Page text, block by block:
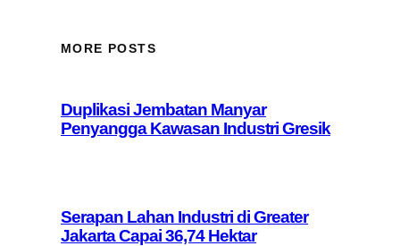
MORE POSTS
Duplikasi Jembatan Manyar
Penyangga Kawasan Industri Gresik
Serapan Lahan Industri di Greater
Jakarta Capai 36,74 Hektar